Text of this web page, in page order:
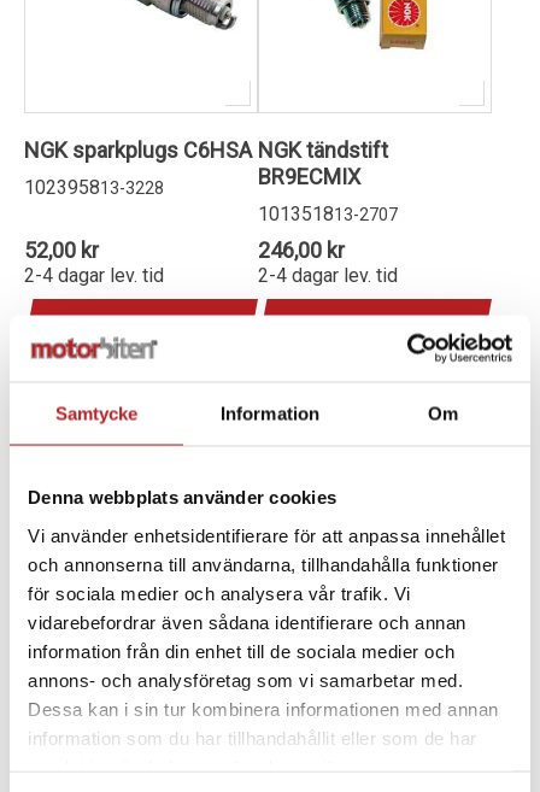
Samtycke Information Om
Denna webbplats använder cookies
Vi använder enhetsidentifierare för att anpassa innehållet
och annonserna till användarna, tillhandahålla funktioner
för sociala medier och analysera vår trafik. Vi
vidarebefordrar även sådana identifierare och annan
information från din enhet till de sociala medier och
annons- och analysföretag som vi samarbetar med.
Dessa kan i sin tur kombinera informationen med annan
information som du har tillhandahållit eller som de har
NGK sparkplugs C6HSA
102395813-3228
52,00 kr
2-4 dagar lev. tid
Lägg i varukorg
NGK tändstift
BR9ECMIX
101351813-2707
246,00 kr
2-4 dagar lev. tid
Lägg i varukorg
Sno-X Tändstiftnyckel,
BRP E-tec modeller
1027647
TÄNDSTIFT NGK
BPR8ES
1005987 415130429